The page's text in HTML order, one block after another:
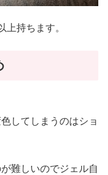
持ちます。
してしまうのはショ
難しいのでジェル自